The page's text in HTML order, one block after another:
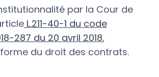
par la Cour de
L.211-40-1 du code
287 du 20 avril 2018,
du droit des contrats.